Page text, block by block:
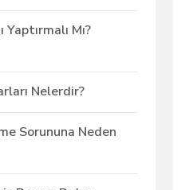
Mı?
Nelerdir?
Sorununa Neden